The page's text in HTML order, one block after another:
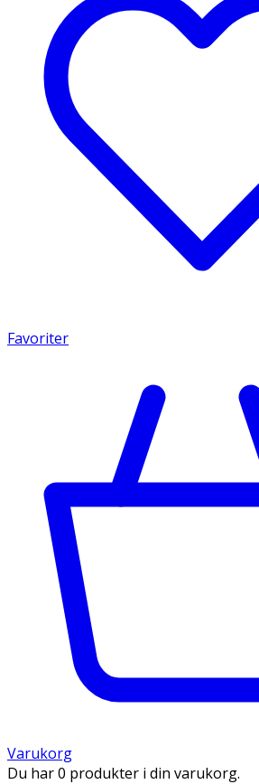
Favoriter
Varukorg
Du har 0 produkter i din varukorg.